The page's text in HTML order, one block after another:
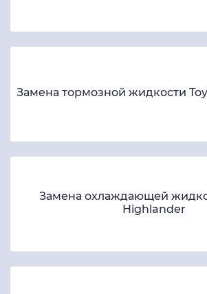
Замена тормозной жидкости
Замена охлаждающей
Highlander